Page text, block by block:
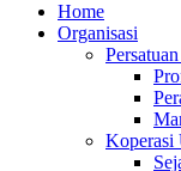
Home
Organisasi
Koperasi